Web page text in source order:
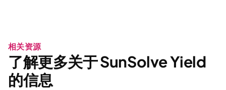
相关资源
了解更多关于 SunSolve Yield
的信息